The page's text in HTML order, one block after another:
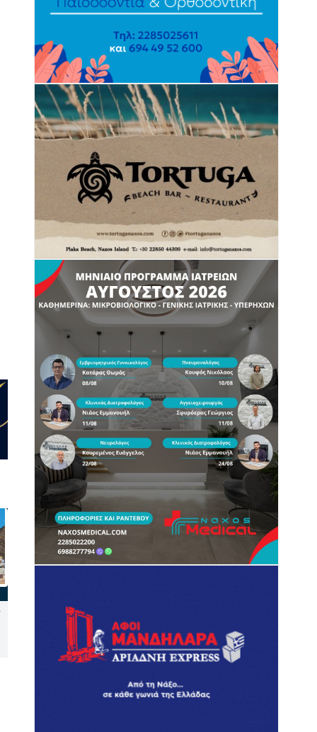
Η Κινηματογραφική Λέσχη
Νάξου συνεχίζει το
αφιέρωμα στον νορβηγικό
κινηματογράφο με το «Μια
ευτυχισμένη μέρα»
την έλλειψη διαγράμμισης
στον δρόμο Τρίποδες –
Μικρή Βίγλα